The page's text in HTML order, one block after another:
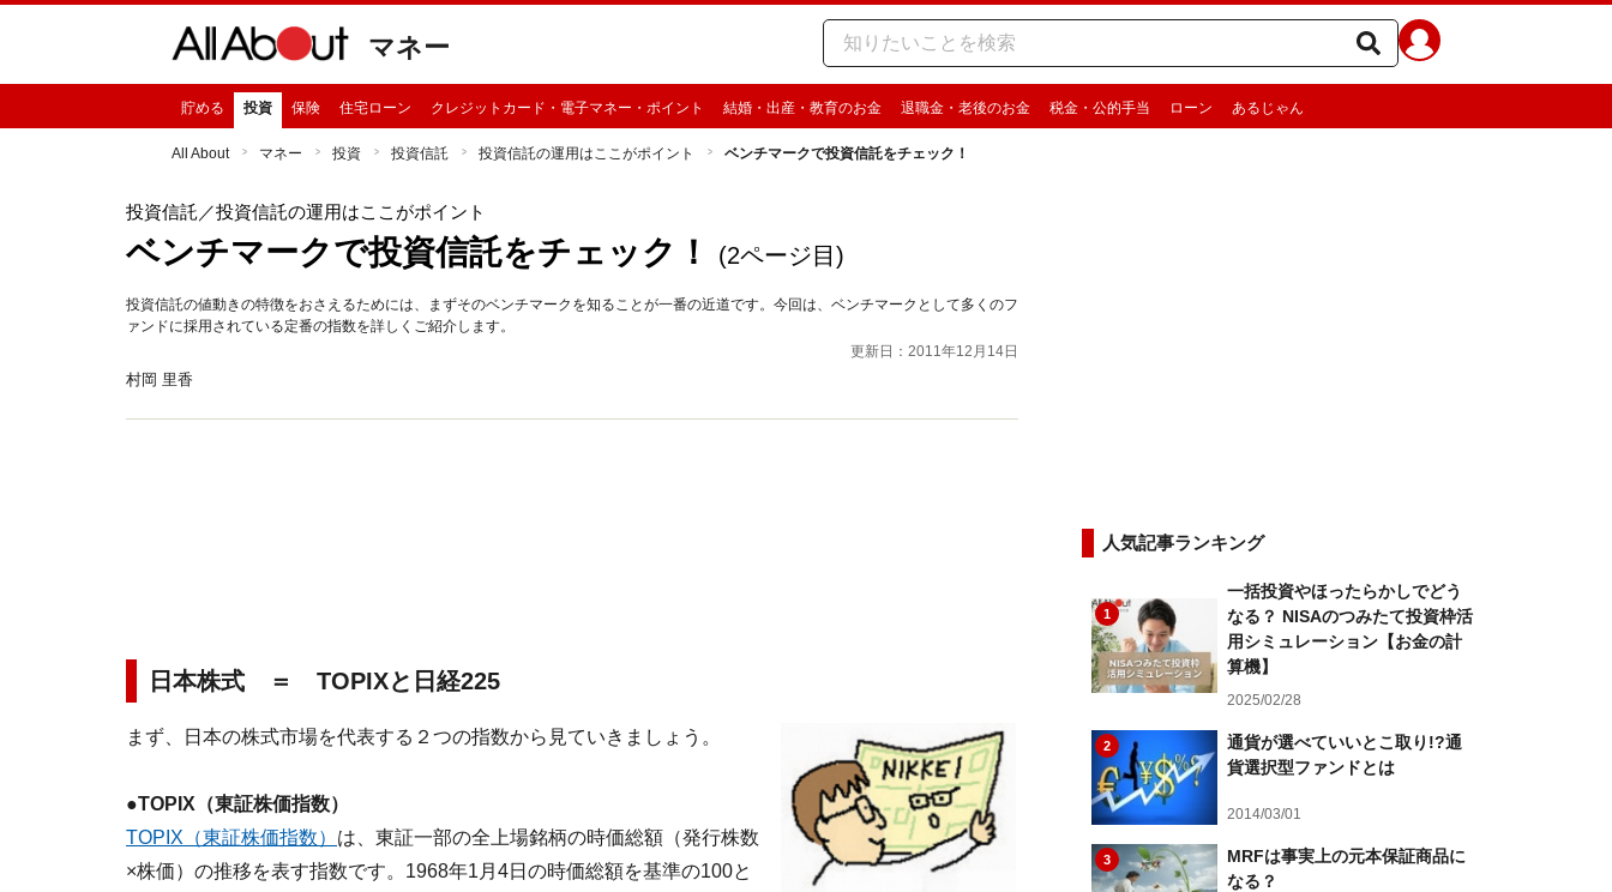
マネー
貯める 投資 保険 住宅ローン クレジットカード・電子マネー・ポイント 結婚・出産・教育のお金 退職金・老後のお金 税金・公的手当 ローン あるじゃん
All About マネー 投資 投資信託 投資信託の運用はここがポイント ベンチマークで投資信託をチェック！
投資信託 ／投資信託の運用はここがポイント
ベンチマークで投資信託をチェック！ (2ページ目)
投資信託の値動きの特徴をおさえるためには、まずそのベンチマークを知ることが一番の近道です。今回は、ベンチマークとして多くのフ
ァンドに採用されている定番の指数を詳しくご紹介します。
更新日：2011年12月14日
村岡 里香
日本株式 ＝ TOPIXと日経225
まず、日本の株式市場を代表する２つの指数から見ていきましょう。
●TOPIX（東証株価指数）
TOPIX（東証株価指数） は、東証一部の全上場銘柄の時価総額（発行株数
×株価）の推移を表す指数です。1968年1月4日の時価総額を基準の100と
人気記事ランキング
1
一括投資やほったらかしでどう
なる？ NISAのつみたて投資枠活
用シミュレーション【お金の計
算機】
2025/02/28
2
通貨が選べていいとこ取り!?通
貨選択型ファンドとは
2014/03/01
3
MRFは事実上の元本保証商品に
なる？